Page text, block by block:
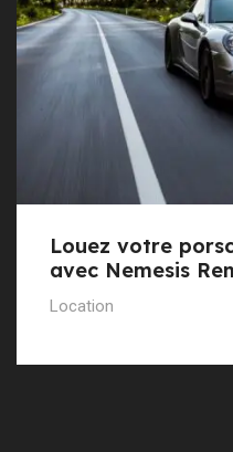
Louez votre
avec Nemesis
Location